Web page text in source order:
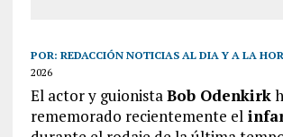
POR: REDACCIÓN NOTICIAS AL DIA Y A LA
2026
El actor y guionistaBob Odenkirk
rememorado recientemente el